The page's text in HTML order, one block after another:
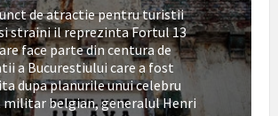
de atractie pentru turistii
straini il reprezinta Fortul 13
face parte din centura de
a Bucurestiului care a fost
dupa planurile unui celebru
belgian, generalul Henri